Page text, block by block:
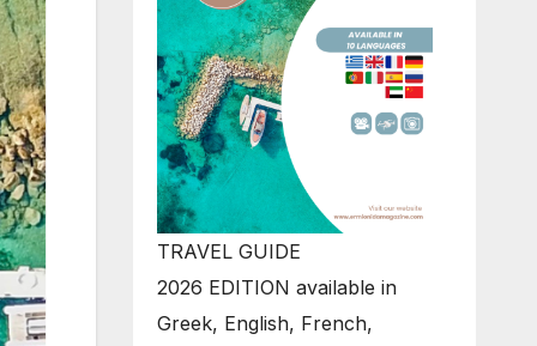
TRAVEL GUIDE
2026 EDITION available in
Greek, English, French,